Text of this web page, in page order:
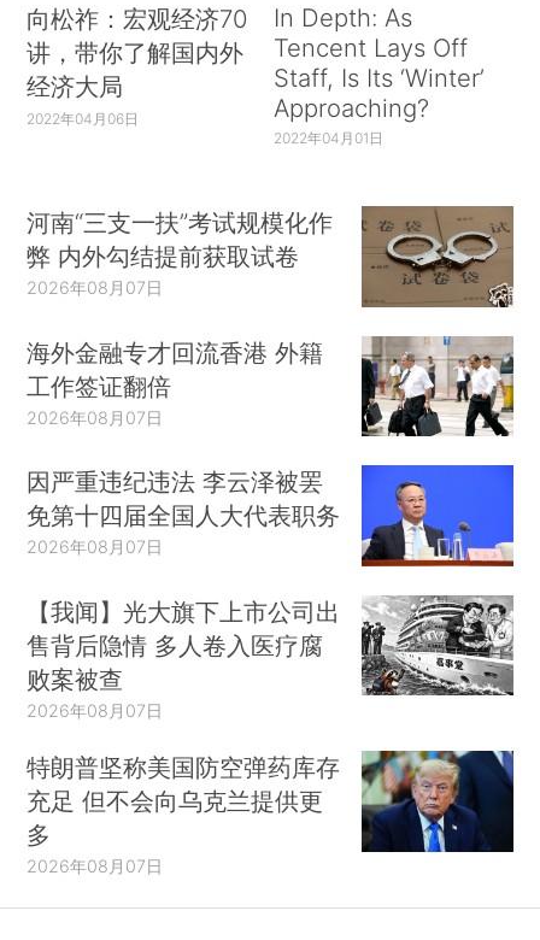
向松祚：宏观经济70
讲，带你了解国内外
经济大局
2022年04月06日
In Depth: As
Tencent Lays Off
Staff, Is Its ‘Winter’
Approaching?
2022年04月01日
河南“三支一扶”考试规模化作
弊 内外勾结提前获取试卷
2026年08月07日
海外金融专才回流香港 外籍
工作签证翻倍
2026年08月07日
因严重违纪违法 李云泽被罢
免第十四届全国人大代表职务
2026年08月07日
【我闻】光大旗下上市公司出
售背后隐情 多人卷入医疗腐
败案被查
2026年08月07日
特朗普坚称美国防空弹药库存
充足 但不会向乌克兰提供更
多
2026年08月07日